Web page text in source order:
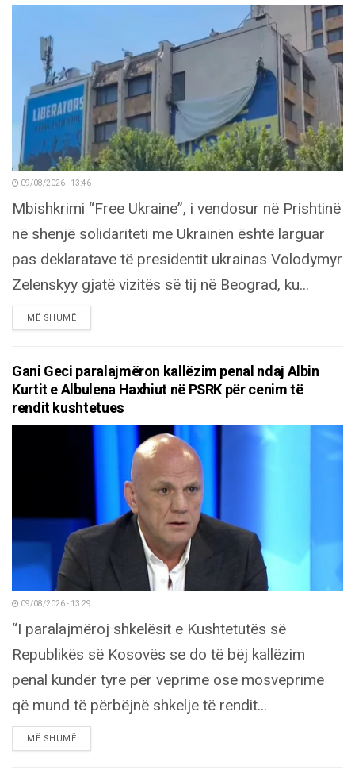
09/08/2026 - 13:46
Mbishkrimi “Free Ukraine”, i vendosur në Prishtinë
në shenjë solidariteti me Ukrainën është larguar
pas deklaratave të presidentit ukrainas Volodymyr
Zelenskyy gjatë vizitës së tij në Beograd, ku...
MË SHUMËDETAILS
Gani Geci paralajmëron kallëzim penal ndaj Albin
Kurtit e Albulena Haxhiut në PSRK për cenim të
rendit kushtetues
09/08/2026 - 13:29
“I paralajmëroj shkelësit e Kushtetutës së
Republikës së Kosovës se do të bëj kallëzim
penal kundër tyre për veprime ose mosveprime
që mund të përbëjnë shkelje të rendit...
MË SHUMËDETAILS